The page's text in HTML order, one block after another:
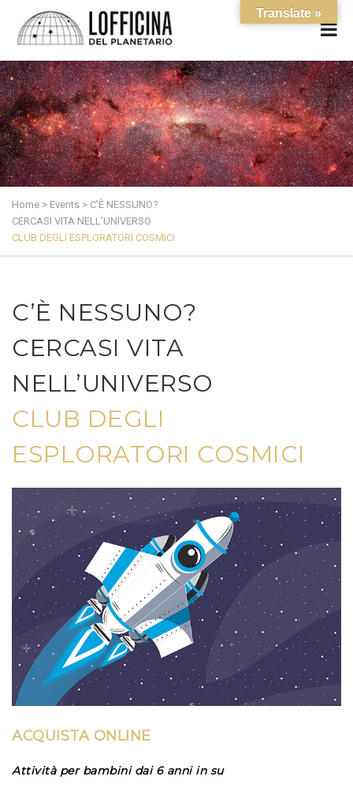
Home > Events > C’È NESSUNO?
CERCASI VITA NELL’UNIVERSO
CLUB DEGLI ESPLORATORI COSMICI
C’È NESSUNO?
CERCASI VITA
NELL’UNIVERSO
CLUB DEGLI
ESPLORATORI COSMICI
ACQUISTA ONLINE
Attività per bambini dai 6 anni in su
Translate »